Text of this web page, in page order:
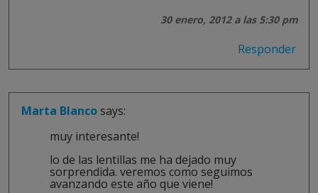
30 enero, 2012 a las 5:30 pm
Responder
Marta Blancosays:
muy interesante!
lo de las lentillas me ha dejado muy
sorprendida. veremos como seguimos
avanzando este año que viene!